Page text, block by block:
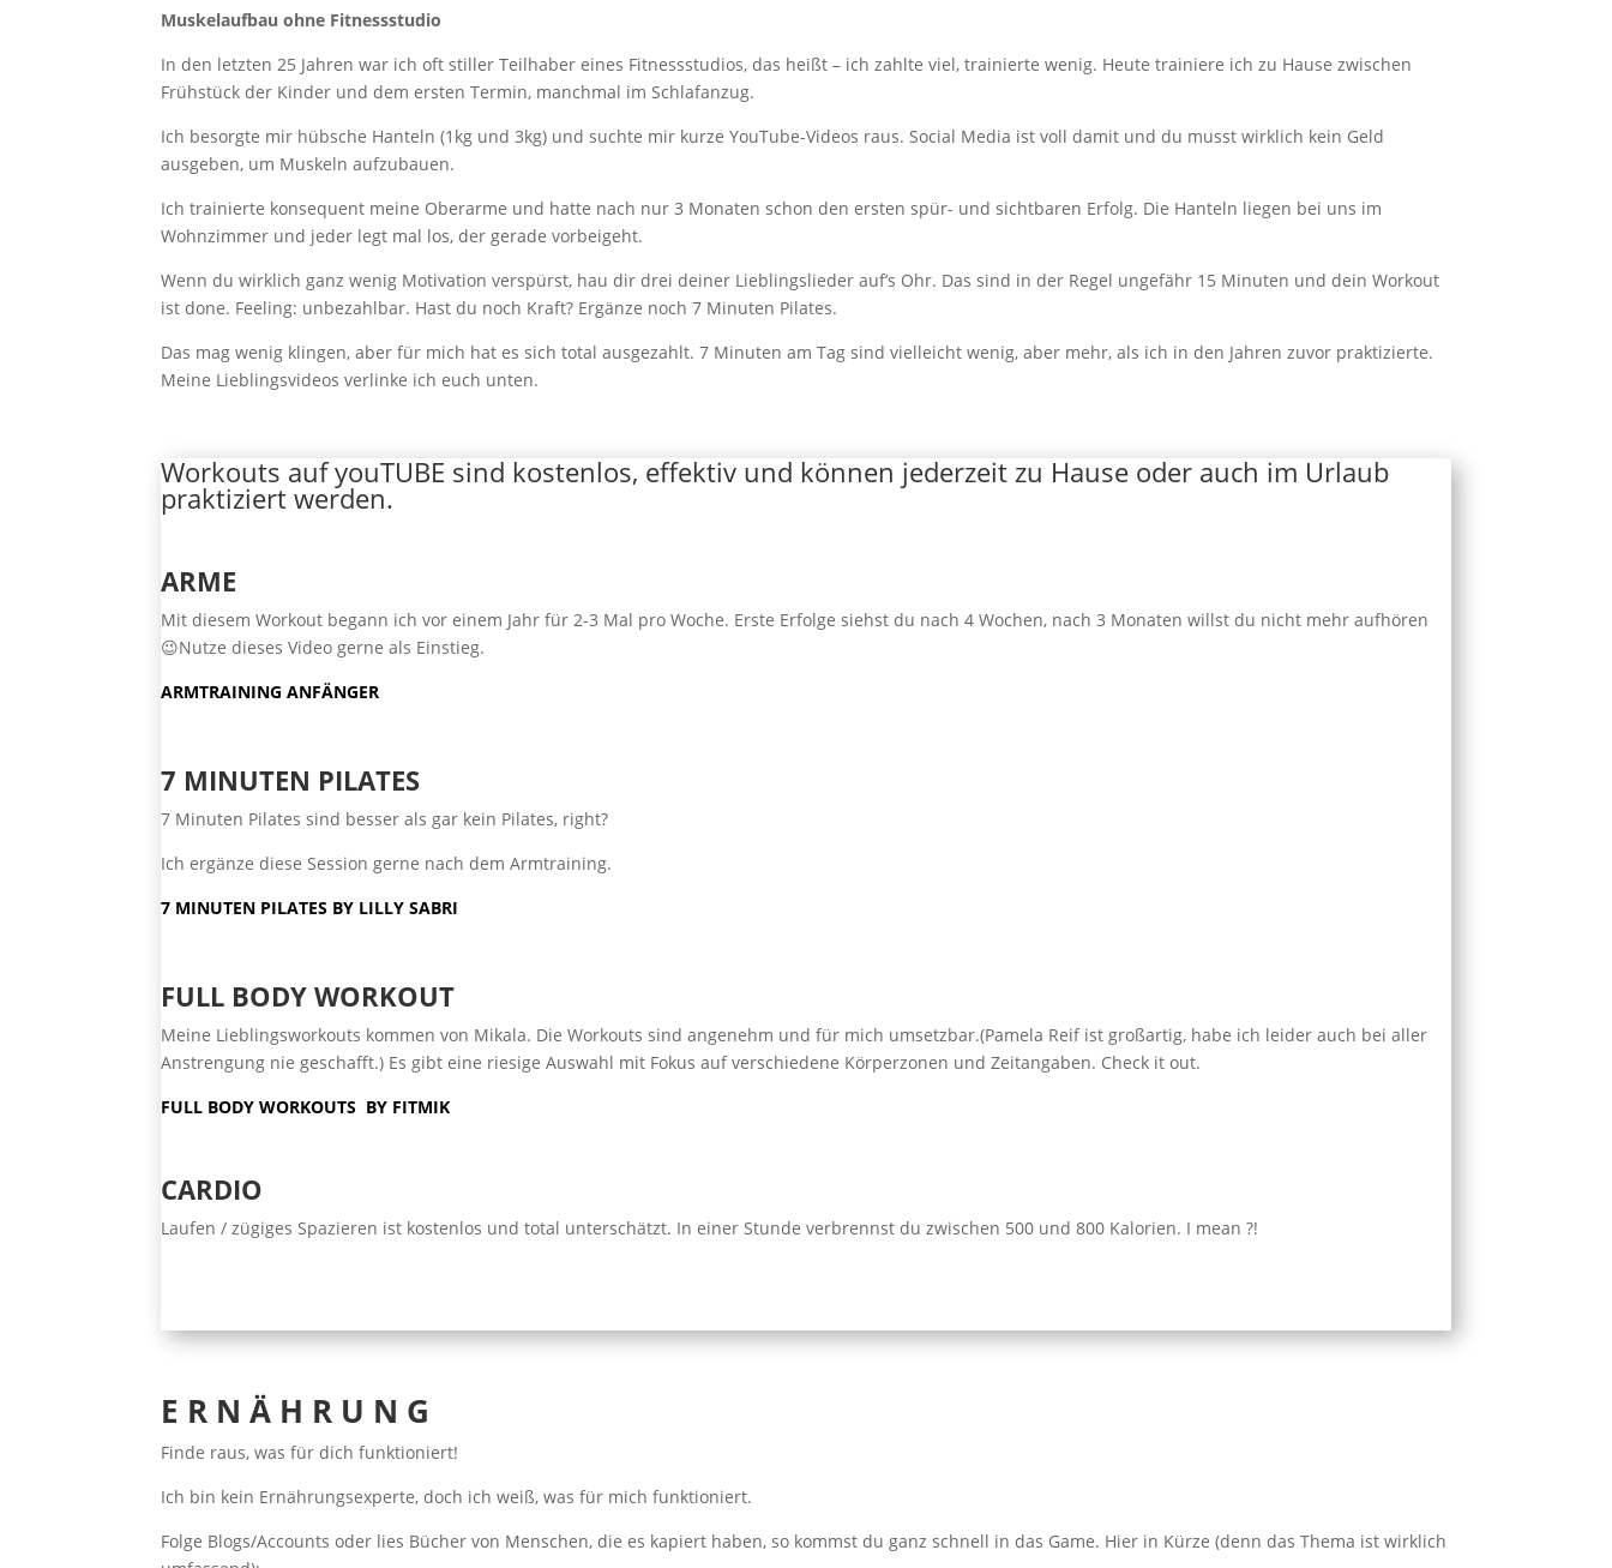
Muskelaufbau ohne Fitnessstudio
In den letzten 25 Jahren war ich oft stiller Teilhaber eines Fitnessstudios, das heißt – ich zahlte viel, trainierte wenig. Heute trainiere ich zu Hause zwischen
Frühstück der Kinder und dem ersten Termin, manchmal im Schlafanzug.
Ich besorgte mir hübsche Hanteln (1kg und 3kg) und suchte mir kurze YouTube-Videos raus. Social Media ist voll damit und du musst wirklich kein Geld
ausgeben, um Muskeln aufzubauen.
Ich trainierte konsequent meine Oberarme und hatte nach nur 3 Monaten schon den ersten spür- und sichtbaren Erfolg. Die Hanteln liegen bei uns im
Wohnzimmer und jeder legt mal los, der gerade vorbeigeht.
Wenn du wirklich ganz wenig Motivation verspürst, hau dir drei deiner Lieblingslieder auf’s Ohr. Das sind in der Regel ungefähr 15 Minuten und dein Workout
ist done. Feeling: unbezahlbar. Hast du noch Kraft? Ergänze noch 7 Minuten Pilates.
Das mag wenig klingen, aber für mich hat es sich total ausgezahlt. 7 Minuten am Tag sind vielleicht wenig, aber mehr, als ich in den Jahren zuvor praktizierte.
Meine Lieblingsvideos verlinke ich euch unten.
Workouts auf youTUBE sind kostenlos, effektiv und können jederzeit zu Hause oder auch im Urlaub
praktiziert werden.
ARME
Mit diesem Workout begann ich vor einem Jahr für 2-3 Mal pro Woche. Erste Erfolge siehst du nach 4 Wochen, nach 3 Monaten willst du nicht mehr aufhören
😉Nutze dieses Video gerne als Einstieg.
ARMTRAINING ANFÄNGER
7 MINUTEN PILATES
7 Minuten Pilates sind besser als gar kein Pilates, right?
Ich ergänze diese Session gerne nach dem Armtraining.
7 MINUTEN PILATES BY LILLY SABRI
FULL BODY WORKOUT
Meine Lieblingsworkouts kommen von Mikala. Die Workouts sind angenehm und für mich umsetzbar.(Pamela Reif ist großartig, habe ich leider auch bei aller
Anstrengung nie geschafft.) Es gibt eine riesige Auswahl mit Fokus auf verschiedene Körperzonen und Zeitangaben. Check it out.
FULL BODY WORKOUTS BY FITMIK
CARDIO
Laufen / zügiges Spazieren ist kostenlos und total unterschätzt. In einer Stunde verbrennst du zwischen 500 und 800 Kalorien. I mean ?!
E R N Ä H R U N G
Finde raus, was für dich funktioniert!
Ich bin kein Ernährungsexperte, doch ich weiß, was für mich funktioniert.
Folge Blogs/Accounts oder lies Bücher von Menschen, die es kapiert haben, so kommst du ganz schnell in das Game. Hier in Kürze (denn das Thema ist wirklich